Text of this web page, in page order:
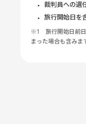
裁判員への選
旅行開始日を
※1 旅行開始日前日
まった場合も含みま